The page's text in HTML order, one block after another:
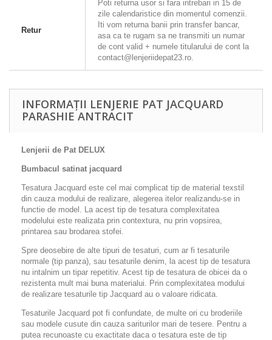
Retur
Poti returna usor si fara intrebari in 15 de
zile calendaristice din momentul comenzii.
Iti vom returna banii prin transfer bancar,
asa ca te rugam sa ne transmiti un numar
de cont valid + numele titularului de cont la
contact@lenjeriidepat23.ro.
INFORMAȚII LENJERIE PAT JACQUARD
PARASHIE ANTRACIT
Lenjerii de Pat DELUX
Bumbacul satinat jacquard
Tesatura Jacquard este cel mai complicat tip de material texstil
din cauza modului de realizare, alegerea itelor realizandu-se in
functie de model. La acest tip de tesatura complexitatea
modelului este realizata prin contextura, nu prin vopsirea,
printarea sau brodarea stofei.
Spre deosebire de alte tipuri de tesaturi, cum ar fi tesaturile
normale (tip panza), sau tesaturile denim, la acest tip de tesatura
nu intalnim un tipar repetitiv. Acest tip de tesatura de obicei da o
rezistenta mult mai buna materialui. Prin complexitatea modului
de realizare tesaturile tip Jacquard au o valoare ridicata.
Tesaturile Jacquard pot fi confundate, de multe ori cu broderiile
sau modele cusute din cauza sariturilor mari de tesere. Pentru a
putea recunoaste cu exactitate daca o tesatura este de tip